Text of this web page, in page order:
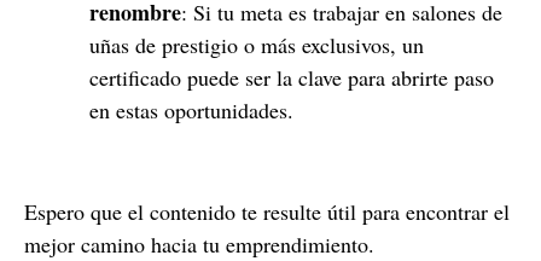
renombre: Si tu meta es trabajar en salones de
uñas de prestigio o más exclusivos, un
certificado puede ser la clave para abrirte paso
en estas oportunidades.
Espero que el contenido te resulte útil para encontrar el
mejor camino hacia tu emprendimiento.